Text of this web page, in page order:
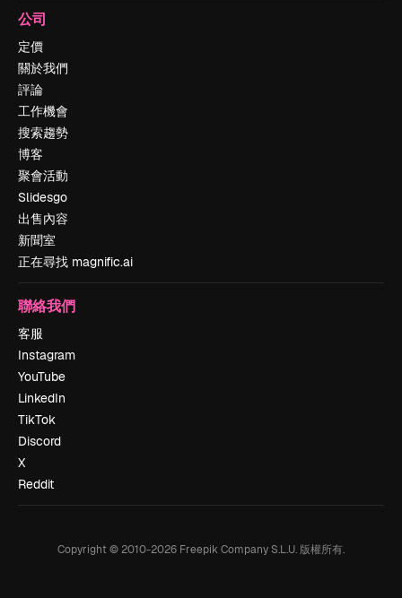
公司
定價
關於我們
評論
工作機會
搜索趨勢
博客
聚會活動
Slidesgo
出售內容
新聞室
正在尋找 magnific.ai
聯絡我們
客服
Instagram
YouTube
LinkedIn
TikTok
Discord
X
Reddit
Copyright © 2010-2026 Freepik Company S.L.U. 版權所有.